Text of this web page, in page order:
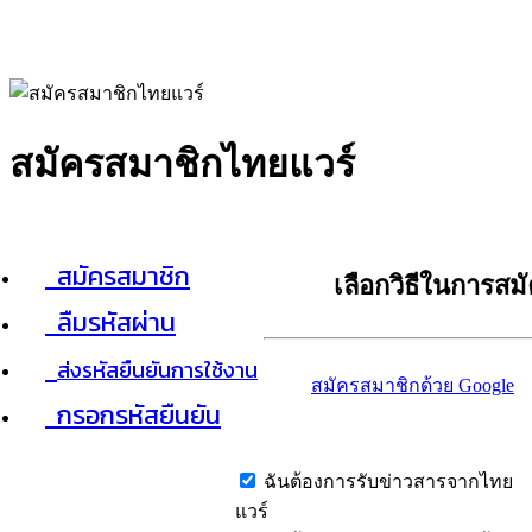
สมัครสมาชิกไทยแวร์
สมัครสมาชิก
ลืมรหัสผ่าน
ส่งรหัสยืนยันการใช้งาน
กรอกรหัสยืนยัน
เลือกวิธีในการส
สมัครสมาชิกด้วย Google
ฉันต้องการรับข่าวสารจากไทย
แวร์